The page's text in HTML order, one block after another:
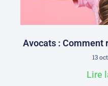
Avocats : Comment
13
Lire